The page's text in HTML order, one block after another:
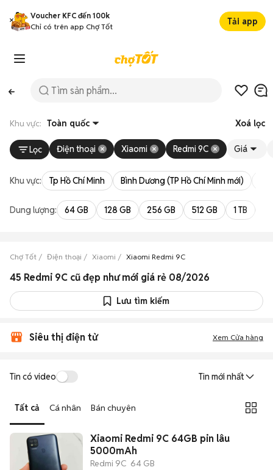
Voucher KFC đến 100k
Chỉ có trên app Chợ Tốt
Tải app
Khu vực: Toàn quốc Xoá lọc
Lọc Điện thoại Xiaomi Redmi 9C Giá
Khu vực: Tp Hồ Chí Minh Bình Dương (TP Hồ Chí Minh mới)
Dung lượng: 64 GB 128 GB 256 GB 512 GB 1 TB
Chợ Tốt Điện thoại Xiaomi Xiaomi Redmi 9C
45 Redmi 9C cũ đẹp như mới giá rẻ 08/2026
Lưu tìm kiếm
Siêu thị điện tử Xem Cửa hàng
Tin có video Tin mới nhất
Tất cả Cá nhân Bán chuyên
Xiaomi Redmi 9C 64GB pin lâu
5000mAh
Redmi 9C 64 GB